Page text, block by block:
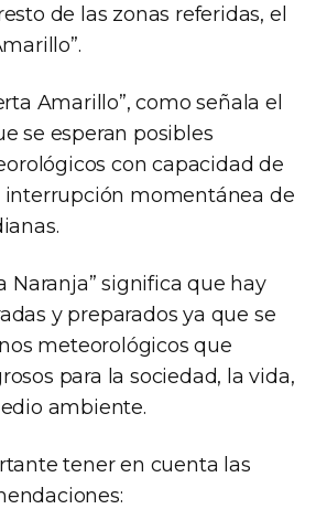
de las zonas referidas, el
Amarillo”, como señala el
se esperan posibles
con capacidad de
interrupción momentánea de
Naranja” significa que hay
y preparados ya que se
meteorológicos que
para la sociedad, la vida,
ambiente.
tener en cuenta las